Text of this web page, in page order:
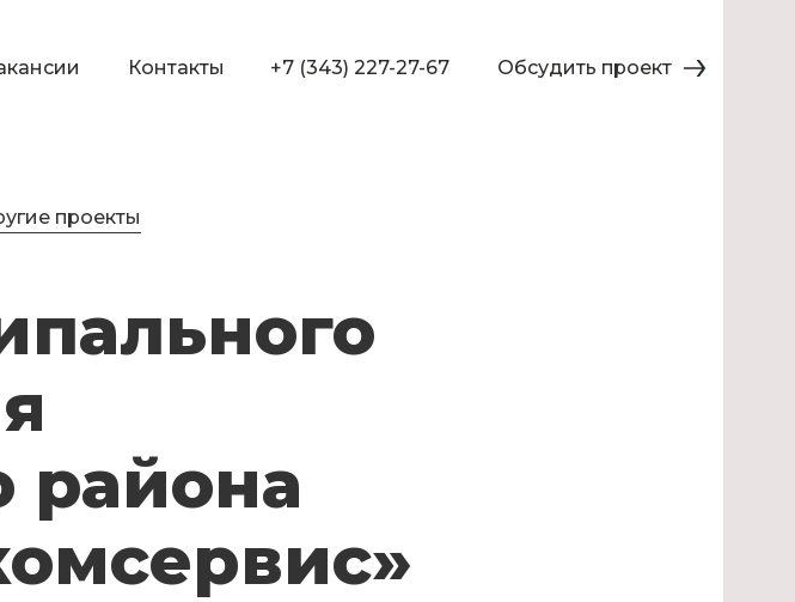
Контакты +7 (343) 227-27-67 Обсудить проект
проекты
района